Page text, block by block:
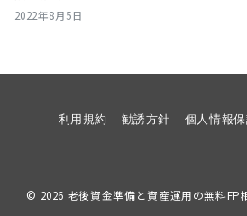
2022年8月5日
利用規約 勧誘方針 個人情報
© 2026 老後資金準備と資産運用の無料FP